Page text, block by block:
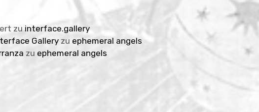
zuinterface.gallery
Gallery zu ephemeral angels
zu ephemeral angels